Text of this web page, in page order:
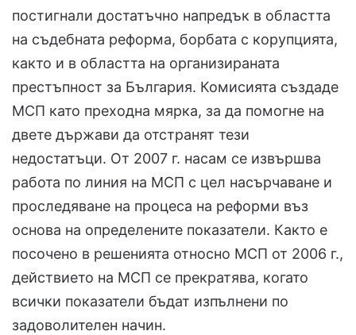
постигнали достатъчно напредък в областта
на съдебната реформа, борбата с корупцията,
както и в областта на организираната
престъпност за България. Комисията създаде
МСП като преходна мярка, за да помогне на
двете държави да отстранят тези
недостатъци. От 2007 г. насам се извършва
работа по линия на МСП с цел насърчаване и
проследяване на процеса на реформи въз
основа на определените показатели. Както е
посочено в решенията относно МСП от 2006 г.,
действието на МСП се прекратява, когато
всички показатели бъдат изпълнени по
задоволителен начин.